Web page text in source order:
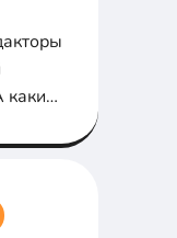
каким